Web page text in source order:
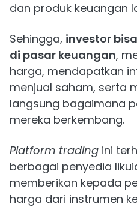
dan produk keuangan
Sehingga, investor
di pasar keuangan,
harga, mendapatkan
menjual saham, serta
langsung bagaimana
mereka berkembang.
Platform trading ini
berbagai penyedia
memberikan kepada
harga dari instrumen